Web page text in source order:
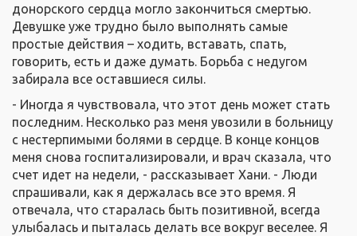
донорского сердца могло закончиться смертью.
Девушке уже трудно было выполнять самые
простые действия – ходить, вставать, спать,
говорить, есть и даже думать. Борьба с недугом
забирала все оставшиеся силы.
- Иногда я чувствовала, что этот день может стать
последним. Несколько раз меня увозили в больницу
с нестерпимыми болями в сердце. В конце концов
меня снова госпитализировали, и врач сказала, что
счет идет на недели, - рассказывает Хани. - Люди
спрашивали, как я держалась все это время. Я
отвечала, что старалась быть позитивной, всегда
улыбалась и пыталась делать все вокруг веселее. Я